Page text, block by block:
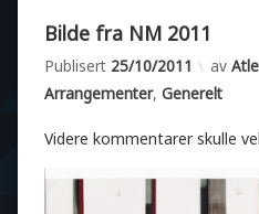
Medlemmer
Min side
Bilde fra NM 2011
Publisert 25/10/2011 av
Kategorier:
Arrangementer, Generelt
Videre kommentarer skulle